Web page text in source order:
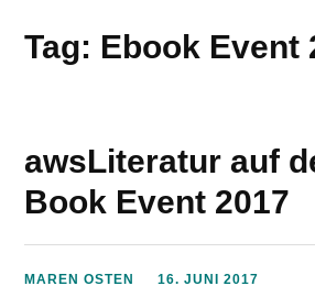
Tag: Ebook Event
awsLiteratur auf
Book Event 2017
MAREN OSTEN 16. JUNI 2017